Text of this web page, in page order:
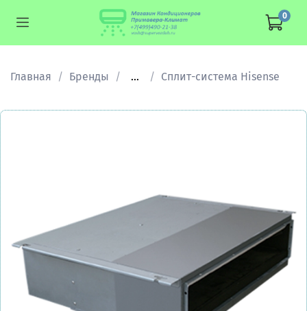
0
Главная Бренды ... Сплит-система Hisense